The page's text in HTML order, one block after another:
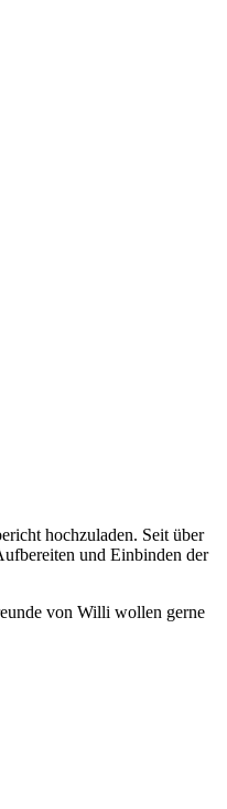
hochzuladen. Seit über
und Einbinden der
von Willi wollen gerne